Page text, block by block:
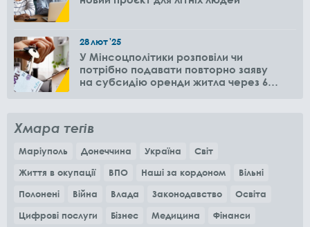
28лют'25
У Мінсоцполітики розповіли чи
потрібно подавати повторно заяву
на субсидію оренди житла через 6
Хмара тегів
Маріуполь Донеччина Україна
Світ
Життя в окупації
ВПО Наші за кордоном
Вільні
Полонені
Війна Влада Законодавство
Освіта
Цифрові послуги
Бізнес Медицина Фінанси